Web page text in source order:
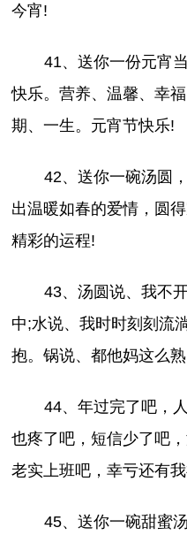
今宵!
41、送你一份元宵
快乐。营养、温馨、幸
期、一生。元宵节快乐!
42、送你一碗汤圆
出温暖如春的爱情，圆
精彩的运程!
43、汤圆说、我不
中;水说、我时时刻刻流
抱。锅说、都他妈这么
44、年过完了吧，
也疼了吧，短信少了吧
老实上班吧，幸亏还有
45、送你一碗甜蜜